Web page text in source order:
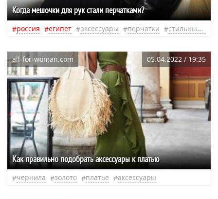
Когда мешочки для рук стали перчатками?
россия египет аксессуары перчатки стильный образ
all-for-woman.com 05.04.2022 / 19:35
Как правильно подобрать аксессуары к платью
чернила золото платье аксессуары